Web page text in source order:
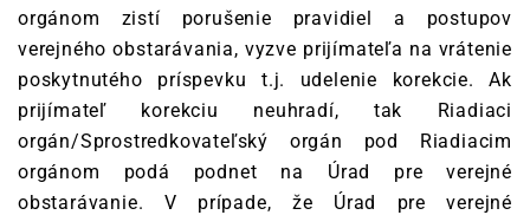
orgánom zistí porušenie pravidiel a postupov
verejného obstarávania, vyzve prijímateľa na vrátenie
poskytnutého príspevku t.j. udelenie korekcie. Ak
prijímateľ korekciu neuhradí, tak Riadiaci
orgán/Sprostredkovateľský orgán pod Riadiacim
orgánom podá podnet na Úrad pre verejné
obstarávanie. V prípade, že Úrad pre verejné